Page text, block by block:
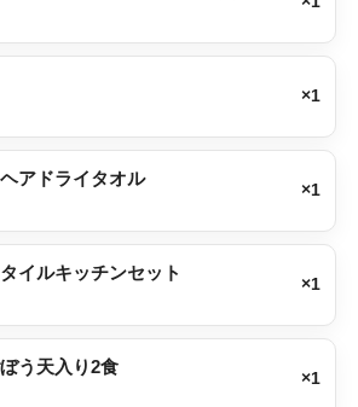
×1
ヘアドライタオル
×1
イルキッチンセット
×1
う天入り2食
×1